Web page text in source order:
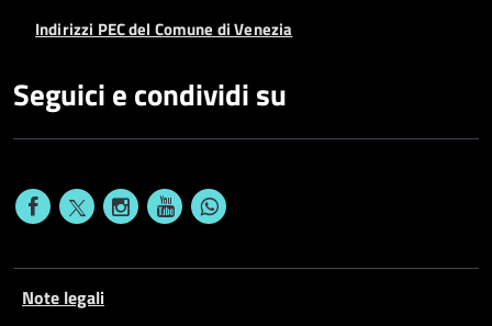
Indirizzi PEC del Comune di Venezia
Seguici e condividi su
Note legali